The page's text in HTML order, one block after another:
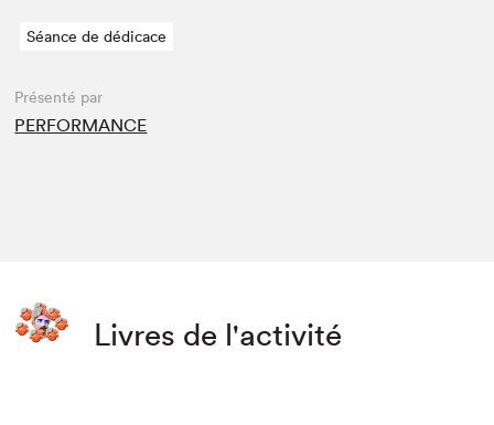
Séance de dédicace
Présenté par
PERFORMANCE
Livres de l'activité